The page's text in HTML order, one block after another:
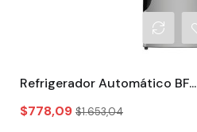
Refrigerador Automático BF...
Precio
$778,09Precio
regular
$1.653,04